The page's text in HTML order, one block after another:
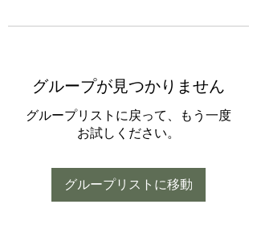
グループが見つかりません
グループリストに戻って、もう一度
お試しください。
グループリストに移動